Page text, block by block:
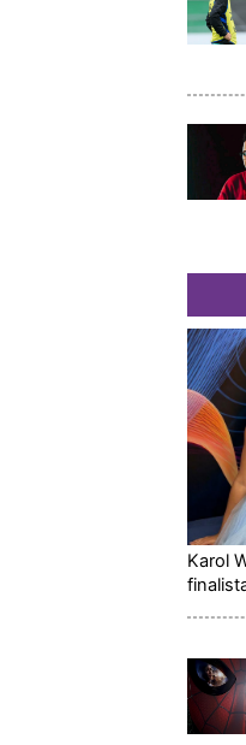
Karol